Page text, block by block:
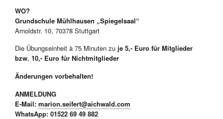
WO?
Grundschule Mühlhausen „Spiegelsaal“
Arnoldstr. 10, 70378 Stuttgart
Die Übungseinheit à 75 Minuten zu je 5,- Euro für Mitglieder
bzw. 10,- Euro für Nichtmitglieder
Änderungen vorbehalten!
ANMELDUNG
E-Mail: marion.seifert@aichwald.com
WhatsApp: 01522 69 49 882